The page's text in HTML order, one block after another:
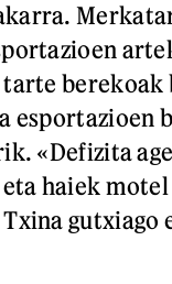
esportazioen
«Defizita
haiek
gutxiago